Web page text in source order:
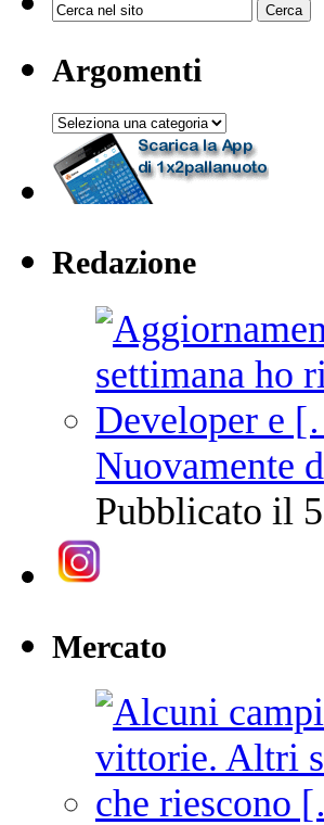
Argomenti
Argomenti
Redazione
Nuovamente
Pubblicato il
Mercato